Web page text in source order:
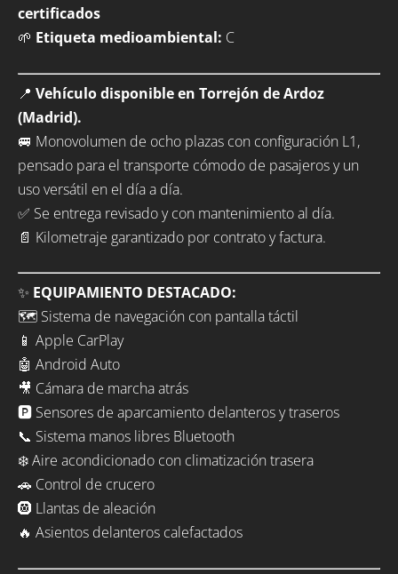
certificados
🌱 Etiqueta medioambiental: C
📍 Vehículo disponible en Torrejón de Ardoz
(Madrid).
🚐 Monovolumen de ocho plazas con configuración L1,
pensado para el transporte cómodo de pasajeros y un
uso versátil en el día a día.
✅ Se entrega revisado y con mantenimiento al día.
📄 Kilometraje garantizado por contrato y factura.
✨ EQUIPAMIENTO DESTACADO:
🗺️ Sistema de navegación con pantalla táctil
📱 Apple CarPlay
🤖 Android Auto
🎥 Cámara de marcha atrás
🅿️ Sensores de aparcamiento delanteros y traseros
📞 Sistema manos libres Bluetooth
❄️ Aire acondicionado con climatización trasera
🚗 Control de crucero
🛞 Llantas de aleación
🔥 Asientos delanteros calefactados